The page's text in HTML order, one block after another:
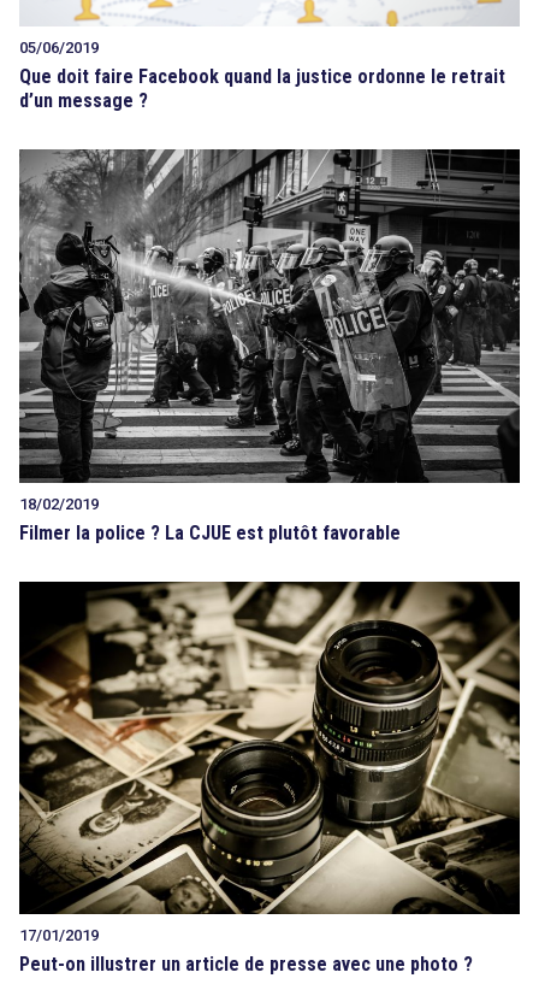
05/06/2019
Que doit faire Facebook quand la justice ordonne le retrait
d’un message ?
18/02/2019
Filmer la police ? La CJUE est plutôt favorable
17/01/2019
Peut-on illustrer un article de presse avec une photo ?